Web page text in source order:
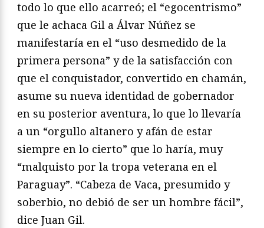
todo lo que ello acarreó; el “egocentrismo”
que le achaca Gil a Álvar Núñez se
manifestaría en el “uso desmedido de la
primera persona” y de la satisfacción con
que el conquistador, convertido en chamán,
asume su nueva identidad de gobernador
en su posterior aventura, lo que lo llevaría
a un “orgullo altanero y afán de estar
siempre en lo cierto” que lo haría, muy
“malquisto por la tropa veterana en el
Paraguay”. “Cabeza de Vaca, presumido y
soberbio, no debió de ser un hombre fácil”,
dice Juan Gil.